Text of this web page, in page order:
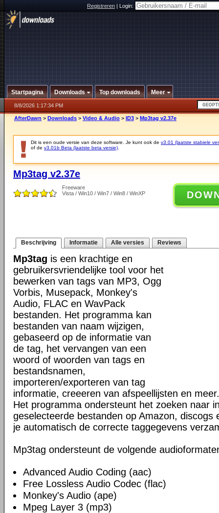
Registreren|Login:
Startpagina Downloads Top downloads Meer
8/8/2026 1:17:34 PM
AfterDawn > Downloads > Video & Audio > ID3 > Mp3tag v2.37e
Dit is een oude versie van deze software. Je kunt ook de v3.01 (laatste stabiele
of de v3.01b Beta (laatste beta versie)
Mp3tag v2.37e
Freeware
Vista / Win10 / Win7 / Win8 / WinXP
Beschrijving Informatie Alle versies Reviews
Mp3tag is een krachtige en
gebruikersvriendelijke tool voor het
bewerken van tags van MP3, Ogg
Vorbis, Musepack, Monkey's
Audio, FLAC en WavPack
bestanden. Het programma kan
bestanden van naam wijzigen,
gebaseerd op de informatie van
de tag, het vervangen van een
woord of woorden van tags en
bestandsnamen,
importeren/exporteren van tag
informatie, creeeren van afspeellijsten en meer.
Het programma ondersteunt het zoeken naar
geselecteerde bestanden op Amazon, discogs
je automatisch de correcte taggegevens
Mp3tag ondersteunt de volgende
Advanced Audio Coding (aac)
Free Lossless Audio Codec (flac)
Monkey's Audio (ape)
Mpeg Layer 3 (mp3)